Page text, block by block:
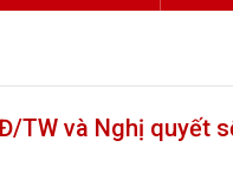
TW và Nghị quyết